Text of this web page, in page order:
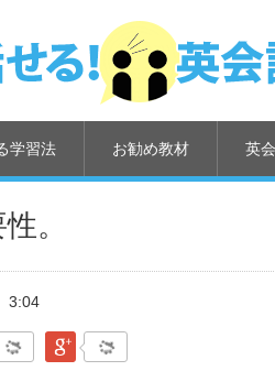
学習法 お勧め教材 英
。
3:04
はてなブックマークGoogle Plus